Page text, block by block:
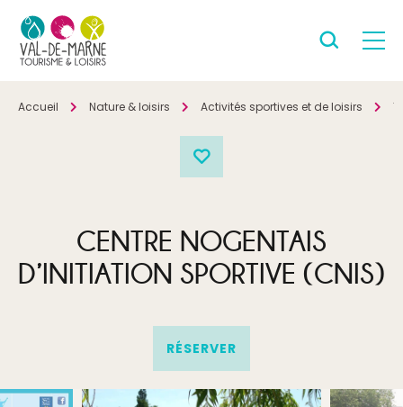
Accueil Nature & loisirs Activités sportives et de loisirs
CENTRE NOGENTAIS
D’INITIATION SPORTIVE (CNIS)
RÉSERVER